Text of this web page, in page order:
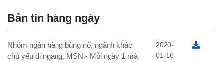
Bản tin hàng ngày
Nhóm ngân hàng bùng nổ, ngành khác
chủ yếu đi ngang, MSN - Mỗi ngày 1 mã
2020-
01-16